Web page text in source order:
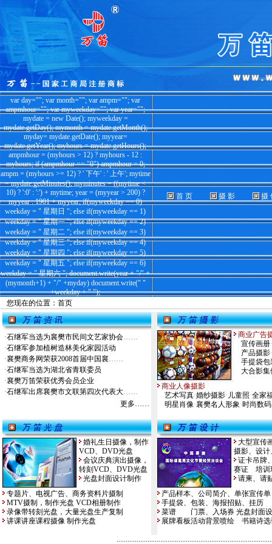
var day=""; var month=""; var ampm=""; var
ampmhour=""; var myweekday=""; var year="";
mydate = new Date(); myweekday =
mydate.getDay(); mymonth = mydate.getMonth();
myday= mydate.getDate(); myyear=
mydate.getYear(); myhours = mydate.getHours();
ampmhour = (myhours > 12) ? myhours - 12 :
myhours; if (ampmhour == "0") ampmhour = 0;
ampm = (myhours >= 12) ? ' 下午' : ' 上午'; mytime
= mydate.getMinutes(); myminutes = ((mytime <
10) ? ':0' : ':') + mytime; year = (myyear > 200) ?
myyear : 1901 + myyear; if(myweekday == 0)
weekday = " 星期日 "; else if(myweekday == 1)
weekday = " 星期一 "; else if(myweekday == 2)
weekday = " 星期二 "; else if(myweekday == 3)
weekday = " 星期三 "; else if(myweekday == 4)
weekday = " 星期四 "; else if(myweekday == 5)
weekday = " 星期五 "; else if(myweekday == 6)
weekday = " 星期六 "; document.write(year + "/" +
(mymonth+1) + "/" +myday) document.write(" "
+weekday + " ");
首 页 摄 影 摄
您现在的位置：首页
更多……
商业广告
宣传画册·
产品摄影·
手提袋包
大合影集
商业人像摄影
艺术写真·婚纱摄影· 儿童照·全家
明星肖像·襄樊名人形象·时尚数码
婚礼生日摄像，制作
VCD、DVD光盘
会议庆典演出摄像，
转刻VCD、DVD光盘
光盘封面设计制作
专题片、电视广告、商务资料片摄制
MTV摄制，制作光盘 VCD相册制作
录像带转刻光盘，大量光盘生产复制
讲课讲座课程摄像 制作光盘
大型宣传
摄影、设计
证卡吊牌
赛证
培训
请柬、请
产品样本、公司简介、单张宣传单
手提袋、包装、海报招贴、挂历
菜谱
门票、入场券 光盘封面
展牌看板活动背景喷绘 书籍诗